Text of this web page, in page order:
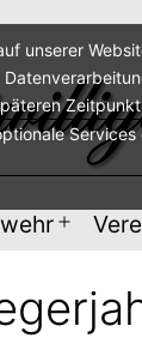
Menü
unserer